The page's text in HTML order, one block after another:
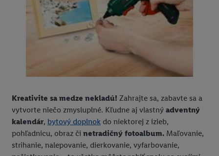
Kreativite sa medze nekladú! Zahrajte sa, zabavte sa a
vytvorte niečo zmysluplné. Kľudne aj vlastný adventný
kalendár, bytový doplnok do niektorej z izieb,
pohľadnicu, obraz či netradičný fotoalbum. Maľovanie,
strihanie, nalepovanie, dierkovanie, vyfarbovanie,